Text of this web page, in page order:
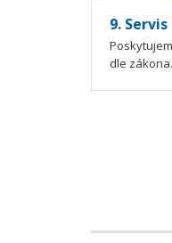
9. Servis
dle zákona.